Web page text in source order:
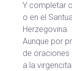
Y completar
o en el
Herzegovina.
Aunque por
de oraciones
a la